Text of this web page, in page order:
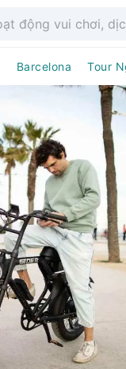
Barcelona Tour